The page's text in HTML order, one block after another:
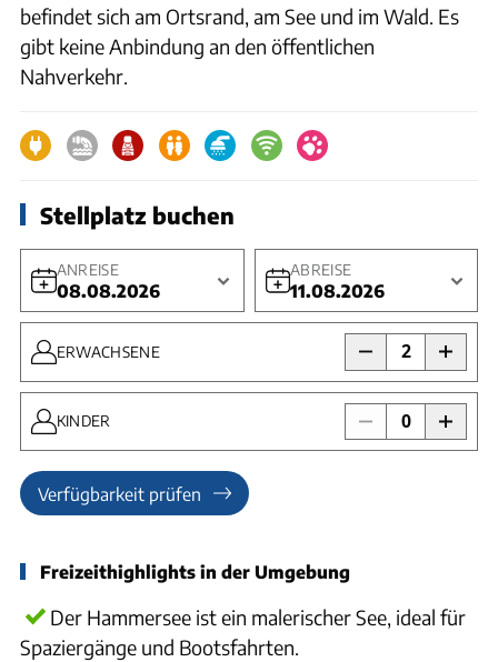
befindet sich am Ortsrand, am See und im Wald. Es
gibt keine Anbindung an den öffentlichen
Nahverkehr.
Stellplatz buchen
ANREISE
08.08.2026
ABREISE
11.08.2026
ERWACHSENE 2
KINDER 0
Verfügbarkeit prüfen
Freizeithighlights in der Umgebung
Der Hammersee ist ein malerischer See, ideal für
Spaziergänge und Bootsfahrten.